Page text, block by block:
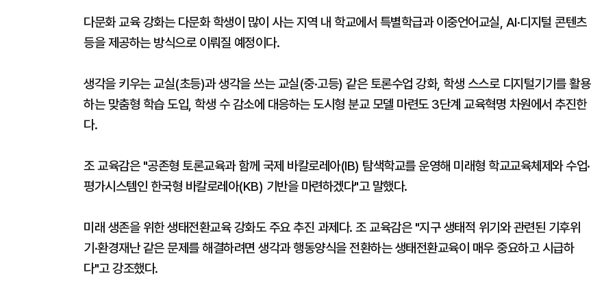
다문화 교육 강화는 다문화 학생이 많이 사는 지역 내 학교에서 특별학급과 이중언어교실, AI·디지털 콘텐츠
등을 제공하는 방식으로 이뤄질 예정이다.
생각을 키우는 교실(초등)과 생각을 쓰는 교실(중·고등) 같은 토론수업 강화, 학생 스스로 디지털기기를 활용
하는 맞춤형 학습 도입, 학생 수 감소에 대응하는 도시형 분교 모델 마련도 3단계 교육혁명 차원에서 추진한
다.
조 교육감은 "공존형 토론교육과 함께 국제 바칼로레아(IB) 탐색학교를 운영해 미래형 학교교육체제와 수업·
평가시스템인 한국형 바칼로레아(KB) 기반을 마련하겠다"고 말했다.
미래 생존을 위한 생태전환교육 강화도 주요 추진 과제다. 조 교육감은 "지구 생태적 위기와 관련된 기후위
기·환경재난 같은 문제를 해결하려면 생각과 행동양식을 전환하는 생태전환교육이 매우 중요하고 시급하
다"고 강조했다.